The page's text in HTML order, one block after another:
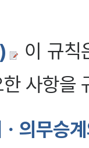
이 규칙
사항을
의무승